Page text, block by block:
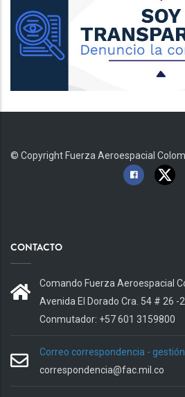
© Copyright Fuerza Aeroespacial
CONTACTO
Comando Fuerza Aeroespacial
Avenida El Dorado Cra. 54 # 26 -
Conmutador: +57 601 3159800
Correo correspondencia -
correspondencia@fac.mil.co